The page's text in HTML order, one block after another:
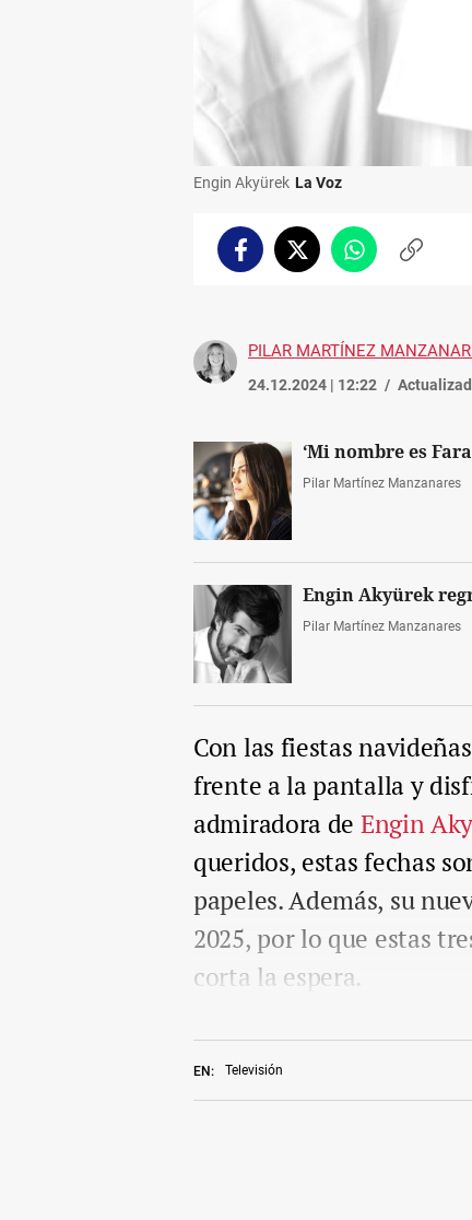
Engin Akyürek La Voz
FacebookTwitterWhatsappCopiar
PILAR MARTÍNEZ
24.12.2024 | 12:22
EN: Televisión
‘Mi nombre es
Pilar Martínez Manzanares
Engin Akyürek
Pilar Martínez Manzanares
Con las fiestas
frente a la pantalla y
admiradora de Engin
queridos, estas fechas
papeles. Además, su
2025, por lo que estas
corta la espera.